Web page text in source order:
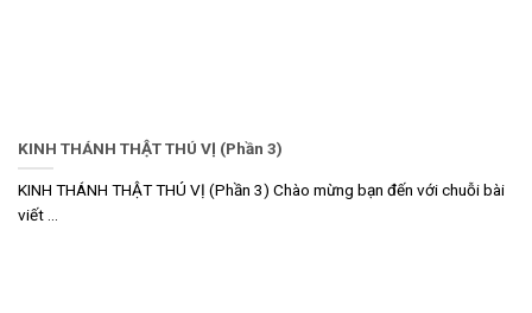
KINH THÁNH THẬT THÚ VỊ (Phần 3)
KINH THÁNH THẬT THÚ VỊ (Phần 3) Chào mừng bạn đến với chuỗi bài
viết ...